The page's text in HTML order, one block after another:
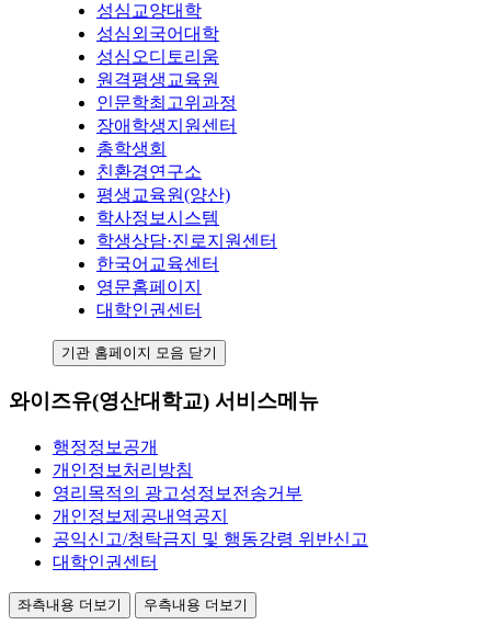
성심교양대학
성심외국어대학
성심오디토리움
원격평생교육원
인문학최고위과정
장애학생지원센터
총학생회
친환경연구소
평생교육원(양산)
학사정보시스템
학생상담·진로지원센터
한국어교육센터
영문홈페이지
대학인권센터
기관 홈페이지 모음 닫기
와이즈유(영산대학교) 서비스메뉴
행정정보공개
개인정보처리방침
영리목적의 광고성정보전송거부
개인정보제공내역공지
공익신고/청탁금지 및 행동강령 위반신고
대학인권센터
좌측내용 더보기 우측내용 더보기